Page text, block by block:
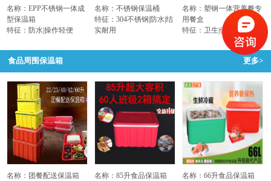
名称：EPP不锈钢一体成
型保温箱
特征：防水|操作轻便
名称：不锈钢保温桶
特征：304不锈钢|防水|结
实耐用
名称：塑钢一体营养餐专
用餐盒
特征：卫生|保温不烫手
食品周围保温箱 更多>
名称：团餐配送保温箱
名称：85升食品保温箱
名称：66升食品保温箱